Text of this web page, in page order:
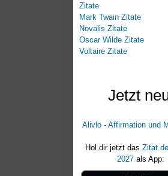
Zitate
Mark Twain Zitate
Novalis Zitate
Oscar Wilde Zitate
Voltaire Zitate
Jetzt
Alivlo - Affirmation und
Hol dir jetzt das Zitat
2027 als App: